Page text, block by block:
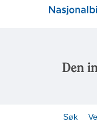
Den
Søk